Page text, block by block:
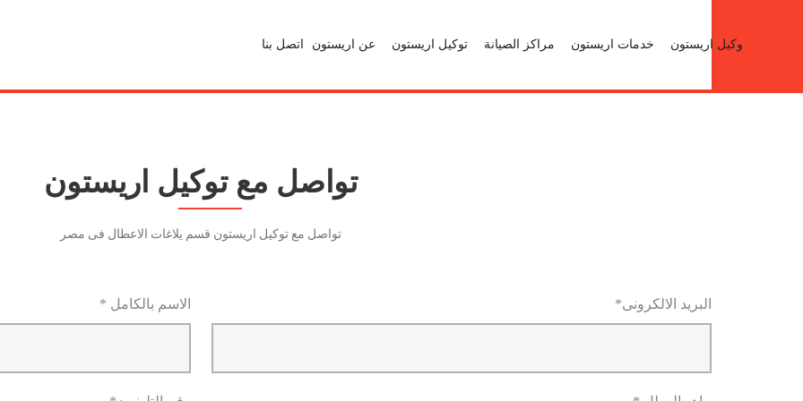
وكيل اريستون خدمات اريستون مراكز الصيانة توكيل اريستون عن اريستون اتصل بنا
تواصل مع توكيل اريستون
تواصل مع توكيل اريستون قسم يلاغات الاعطال فى مصر
الاسم بالكامل * البريد الالكرونى*